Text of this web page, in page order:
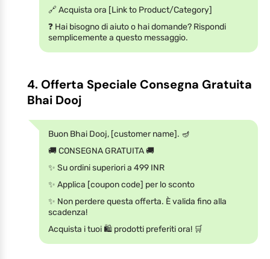
🔗 Acquista ora [Link to Product/Category]
❓ Hai bisogno di aiuto o hai domande? Rispondi
semplicemente a questo messaggio.
4. Offerta Speciale Consegna Gratuita
Bhai Dooj
Buon Bhai Dooj, [customer name]. 🪔
🚚 CONSEGNA GRATUITA 🚚
✨ Su ordini superiori a 499 INR
✨ Applica [coupon code] per lo sconto
✨ Non perdere questa offerta. È valida fino alla
scadenza!
Acquista i tuoi 🛍️ prodotti preferiti ora! 🛒